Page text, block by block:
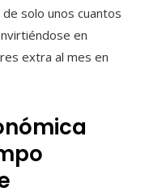
solo unos cuantos
en
extra al mes en